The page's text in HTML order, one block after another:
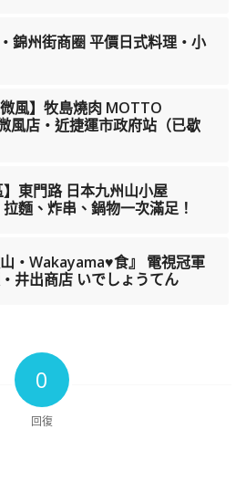
錦州街商圈 平價日式料理‧小
微風】牧島燒肉 MOTTO
風店・近捷運市政府站（已歇
】東門路 日本九州山小屋
麵、炸串、鍋物一次滿足！
山‧Wakayama♥食』 電視冠軍
井出商店 いでしょうてん
0
回復